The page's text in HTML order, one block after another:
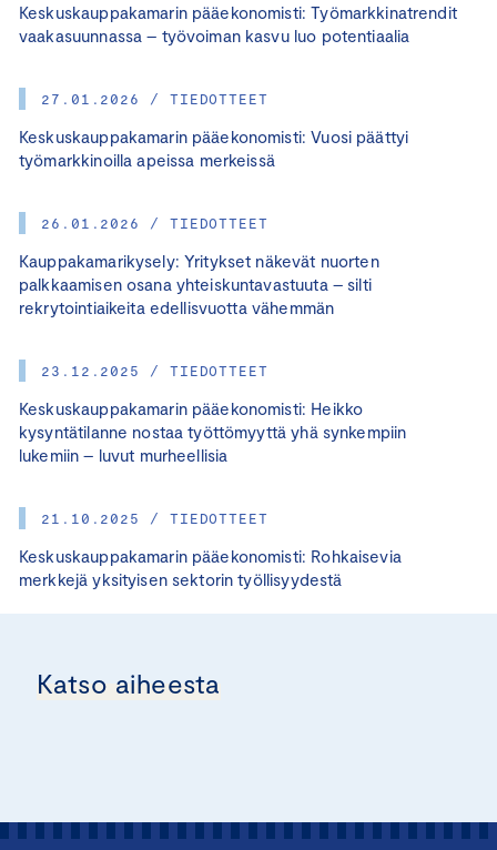
Keskuskauppakamarin pääekonomisti: Työmarkkinatrendit
vaakasuunnassa – työvoiman kasvu luo potentiaalia
27.01.2026 / TIEDOTTEET
Keskuskauppakamarin pääekonomisti: Vuosi päättyi
työmarkkinoilla apeissa merkeissä
26.01.2026 / TIEDOTTEET
Kauppakamarikysely: Yritykset näkevät nuorten
palkkaamisen osana yhteiskuntavastuuta – silti
rekrytointiaikeita edellisvuotta vähemmän
23.12.2025 / TIEDOTTEET
Keskuskauppakamarin pääekonomisti: Heikko
kysyntätilanne nostaa työttömyyttä yhä synkempiin
lukemiin – luvut murheellisia
21.10.2025 / TIEDOTTEET
Keskuskauppakamarin pääekonomisti: Rohkaisevia
merkkejä yksityisen sektorin työllisyydestä
Katso aiheesta